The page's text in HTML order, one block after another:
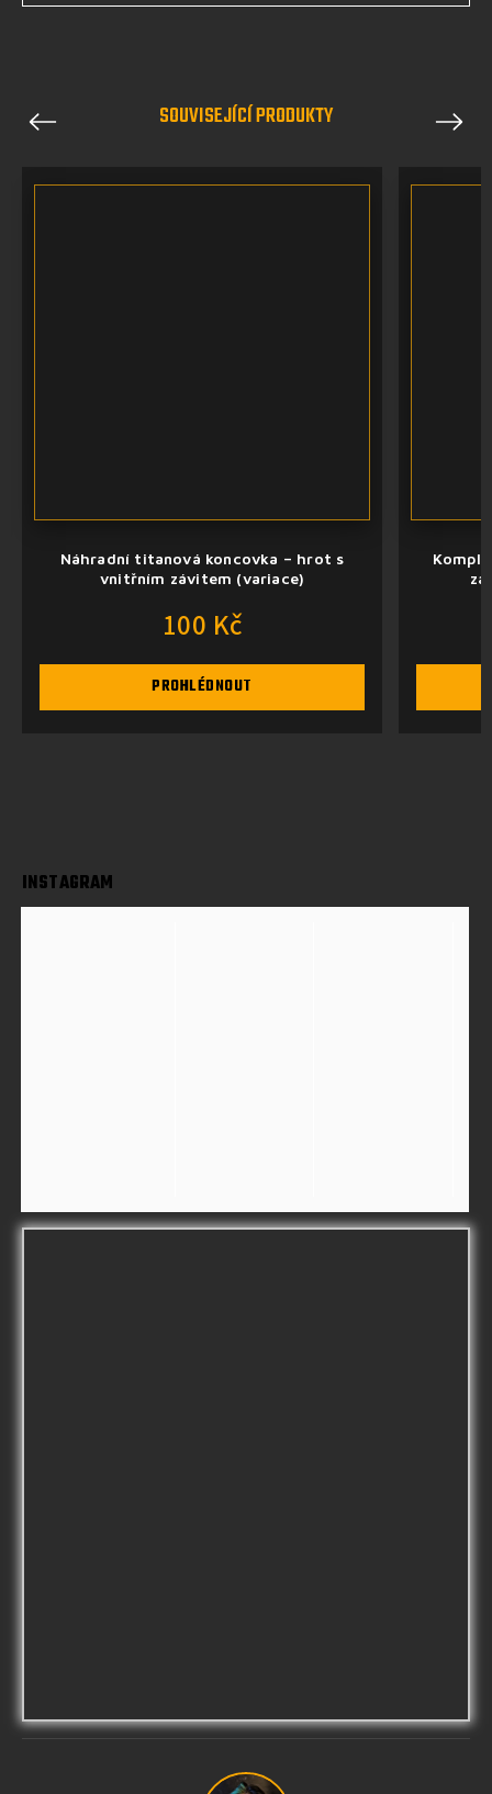
SOUVISEJÍCÍ PRODUKTY
Previous
Náhradní titanová koncovka – hrot s
vnitřním závitem (variace)
100 Kč
PROHLÉDNOUT
Next
INSTAGRAM